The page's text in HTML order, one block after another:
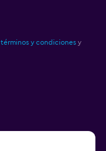
términos y condiciones y